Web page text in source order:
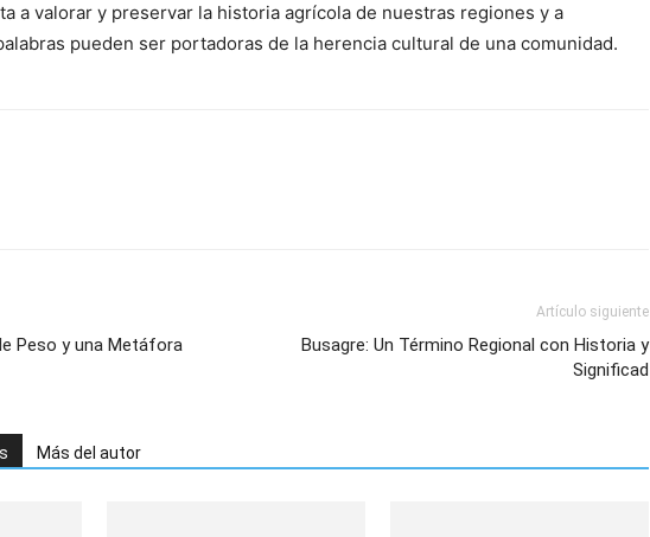
a valorar y preservar la historia agrícola de nuestras regiones y a
pueden ser portadoras de la herencia cultural de una comunidad.
Peso y una Metáfora
Artículo siguiente
Busagre: Un Término Regional con Historia y
Significad
Más del autor